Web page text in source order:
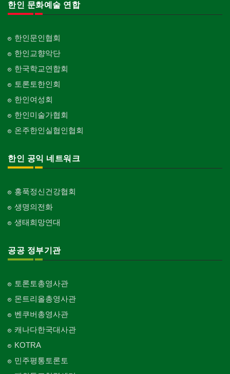
한인 문화예술 연합
한인문인협회
한인교향악단
한국학교연합회
토론토한인회
한인여성회
한인미술가협회
온주한인실협인협회
한인 공익 네트워크
홍푹정신건강협회
생명의전화
생태희망연대
공공 정부기관
토론토총영사관
몬트리올총영사관
벤쿠버총영사관
캐나다한국대사관
KOTRA
민주평통토론토